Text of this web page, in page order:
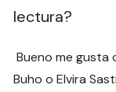
lectura?
Bueno me gusta
Buho o Elvira